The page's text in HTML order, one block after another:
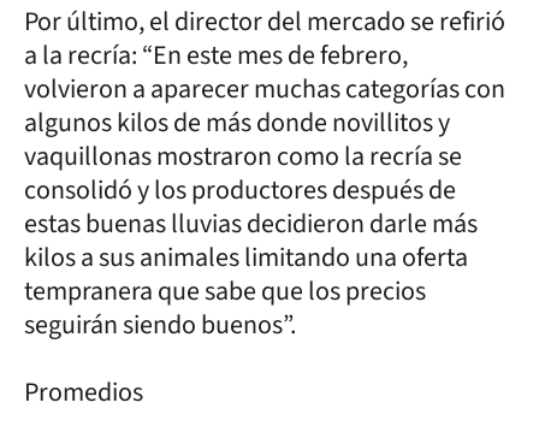
Por último, el director del mercado se refirió
a la recría: “En este mes de febrero,
volvieron a aparecer muchas categorías con
algunos kilos de más donde novillitos y
vaquillonas mostraron como la recría se
consolidó y los productores después de
estas buenas lluvias decidieron darle más
kilos a sus animales limitando una oferta
tempranera que sabe que los precios
seguirán siendo buenos”.
Promedios